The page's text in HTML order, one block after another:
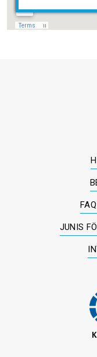
JUNIS